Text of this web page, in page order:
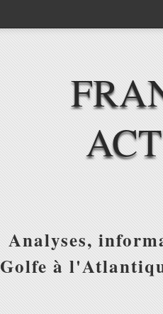
Analyses,
Golfe à